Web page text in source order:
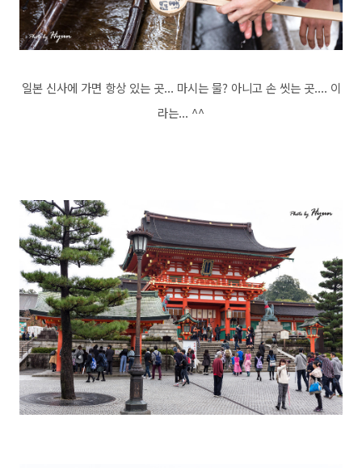
일본 신사에 가면 항상 있는 곳... 마시는 물? 아니고 손 씻는 곳.... 이
라는... ^^